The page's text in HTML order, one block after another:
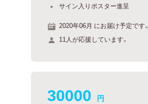
サイン入りポスター進呈
2020年06月 にお届け予定です。
11人が応援しています。
30000 円